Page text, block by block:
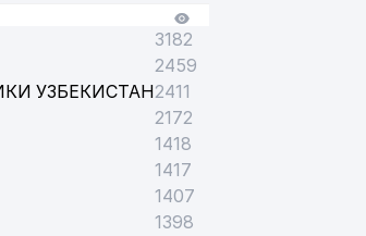
3182
2459
УЗБЕКИСТАН2411
2172
1418
1417
1407
1398